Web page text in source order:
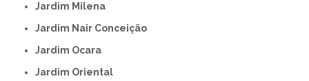
Jardim Milena
Jardim Nair Conceição
Jardim Ocara
Jardim Oriental